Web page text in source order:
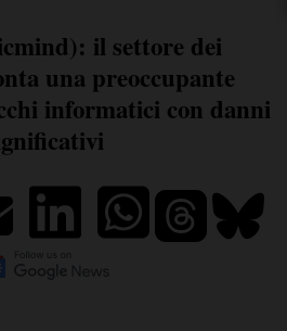
il settore dei
una preoccupante
informatici con danni